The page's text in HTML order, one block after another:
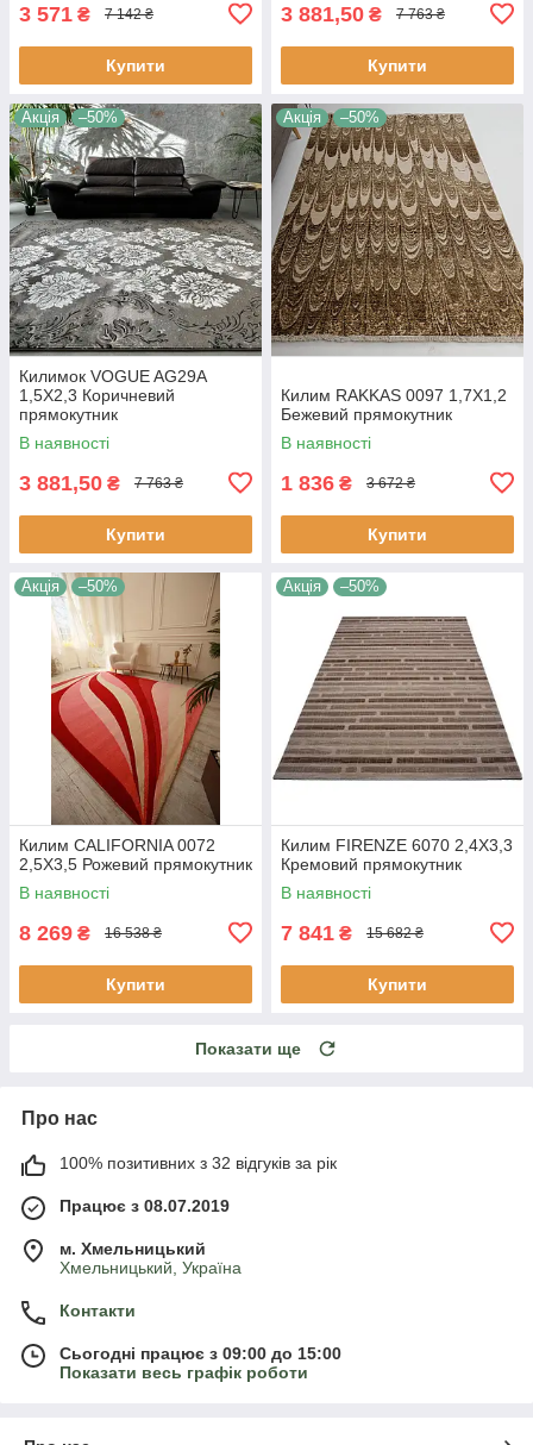
3 571 ₴ 7 142 ₴
Купити
3 881,50 ₴ 7 763 ₴
Купити
Акція –50%
Килимок VOGUE AG29A
1,5Х2,3 Коричневий
прямокутник
В наявності
3 881,50 ₴ 7 763 ₴
Купити
Акція –50%
Килим RAKKAS 0097 1,7Х1,2
Бежевий прямокутник
В наявності
1 836 ₴ 3 672 ₴
Купити
Акція –50%
Килим CALIFORNIA 0072
2,5Х3,5 Рожевий прямокутник
В наявності
8 269 ₴ 16 538 ₴
Купити
Акція –50%
Килим FIRENZE 6070 2,4Х3,3
Кремовий прямокутник
В наявності
7 841 ₴ 15 682 ₴
Купити
Показати ще
Про нас
100% позитивних з 32 відгуків за рік
Працює з 08.07.2019
м. Хмельницький
Хмельницький, Україна
Контакти
Сьогодні працює з 09:00 до 15:00
Показати весь графік роботи